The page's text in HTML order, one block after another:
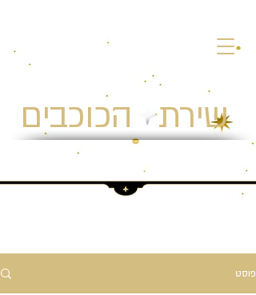
שירת הכוכבים
חווית אסטרונומיה ומצפה כוכבים
פוסט